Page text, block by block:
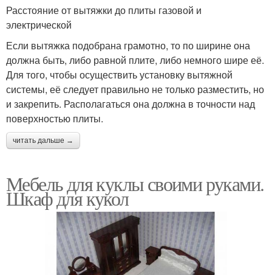
Расстояние от вытяжки до плиты газовой и
электрической
Если вытяжка подобрана грамотно, то по ширине она
должна быть, либо равной плите, либо немного шире её.
Для того, чтобы осуществить установку вытяжной
системы, её следует правильно не только разместить, но
и закрепить. Располагаться она должна в точности над
поверхностью плиты.
читать дальше →
Мебель для куклы своими руками.
Шкаф для кукол